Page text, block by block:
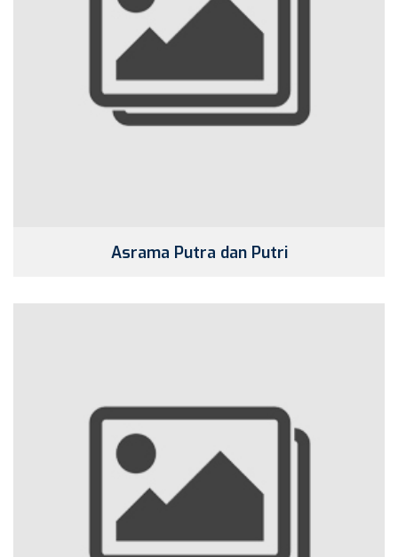
Asrama Putra dan Putri